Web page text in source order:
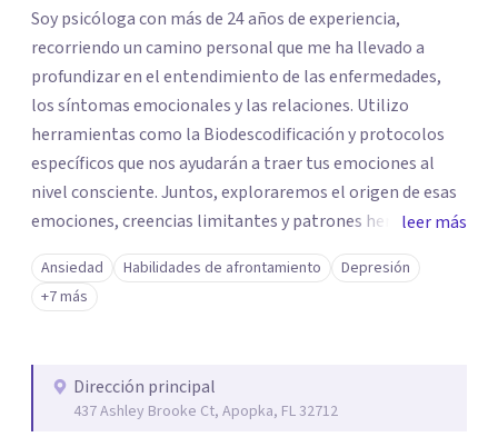
Soy psicóloga con más de 24 años de experiencia,
recorriendo un camino personal que me ha llevado a
profundizar en el entendimiento de las enfermedades,
los síntomas emocionales y las relaciones. Utilizo
herramientas como la Biodescodificación y protocolos
específicos que nos ayudarán a traer tus emociones al
nivel consciente. Juntos, exploraremos el origen de esas
emociones, creencias limitantes y patrones heredados
que pueden estar influyendo en tus síntomas y relaciones.
Mi enfoque se centra en empoderarte para que
reconozcas que tú eres el principal autor de tu vida. A
el plan que realmente deseas, alcanzando así un
equilibrio y una paz mental que te ayudarán a mejorar tus
síntomas físicos. En mi espacio de sanación, encontrarás
leer más
Ansiedad Habilidades de afrontamiento
Depresión
+7 más
Dirección principal
437 Ashley Brooke Ct, Apopka, FL 32712